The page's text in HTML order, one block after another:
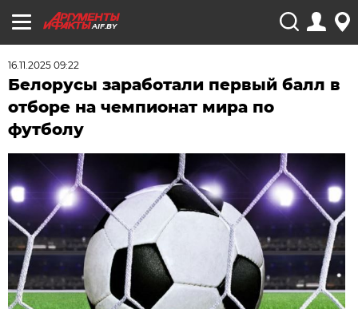
AIF.BY
16.11.2025 09:22
Белорусы заработали первый балл в
отборе на чемпионат мира по
футболу